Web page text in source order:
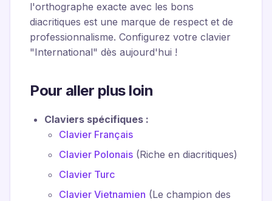
l'orthographe exacte avec les bons
diacritiques est une marque de respect et de
professionnalisme. Configurez votre clavier
"International" dès aujourd'hui !
Pour aller plus loin
Claviers spécifiques :
Clavier Français
Clavier Polonais (Riche en diacritiques)
Clavier Turc
Clavier Vietnamien (Le champion des